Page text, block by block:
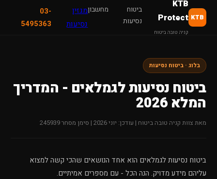
KTB
KTB
Protect
קניה טובה ביטוח
ביטוח
נסיעות
מחשבוןמגזין
נסיעות
03-
5495363
בלוג · ביטוח נסיעות
ביטוח נסיעות לגמלאים - המדריך
המלא 2026
מאת צוות קניה טובה ביטוח | עודכן: יוני 2026 | סימן מסחר 245939
ביטוח נסיעות לגמלאים הוא אחד הנושאים שהכי קשה למצוא
עליהם מידע מדויק. הנה הכל - עם מספרים אמיתיים.